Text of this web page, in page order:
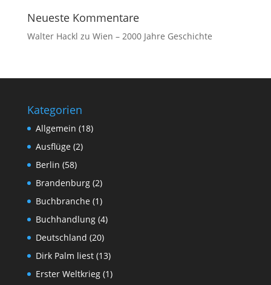
Neueste Kommentare
Walter Hackl zu Wien – 2000 Jahre Geschichte
Kategorien
Allgemein (18)
Ausflüge(2)
Berlin (58)
Brandenburg(2)
Buchbranche(1)
Buchhandlung(4)
Deutschland (20)
Dirk Palm liest(13)
Erster Weltkrieg(1)